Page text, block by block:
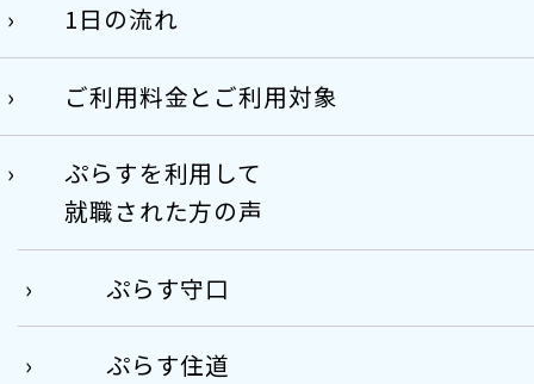
1日の流れ
ご利用料金とご利用対象
ぷらすを利用して
就職された方の声
ぷらす守口
ぷらす住道